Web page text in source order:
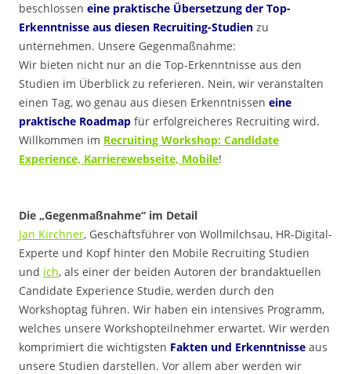
beschlossen eine praktische Übersetzung der Top-
Erkenntnisse aus diesen Recruiting-Studien zu
unternehmen. Unsere Gegenmaßnahme:
Wir bieten nicht nur an die Top-Erkenntnisse aus den
Studien im Überblick zu referieren. Nein, wir veranstalten
einen Tag, wo genau aus diesen Erkenntnissen eine
praktische Roadmap für erfolgreicheres Recruiting wird.
Willkommen im Recruiting Workshop: Candidate
Experience, Karrierewebseite, Mobile!
Die „Gegenmaßnahme“ im Detail
Jan Kirchner, Geschäftsführer von Wollmilchsau, HR-Digital-
Experte und Kopf hinter den Mobile Recruiting Studien
und ich, als einer der beiden Autoren der brandaktuellen
Candidate Experience Studie, werden durch den
Workshoptag führen. Wir haben ein intensives Programm,
welches unsere Workshopteilnehmer erwartet. Wir werden
komprimiert die wichtigsten Fakten und Erkenntnisse aus
unsere Studien darstellen. Vor allem aber werden wir